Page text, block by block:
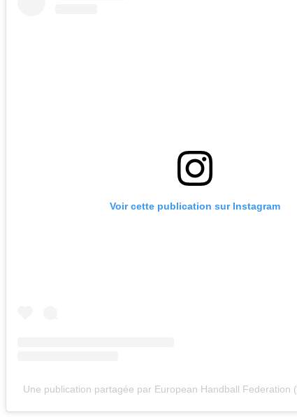
Voir cette publication sur Instagram
Une publication partagée par European Handball Federation